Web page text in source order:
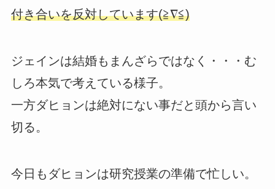
付き合いを反対しています(≧∇≦)
ジェインは結婚もまんざらではなく・・・む
しろ本気で考えている様子。
一方ダヒョンは絶対にない事だと頭から言い
切る。
今日もダヒョンは研究授業の準備で忙しい。